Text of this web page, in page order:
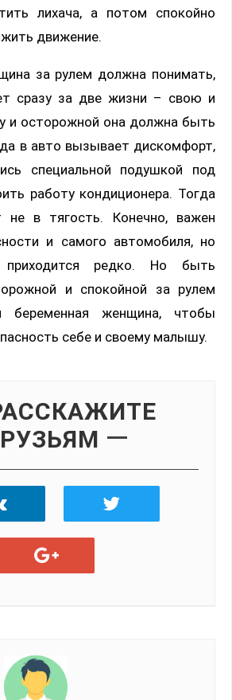
лихача, а потом спокойно
движение.
за рулем должна понимать,
сразу за две жизни – свою и
и осторожной она должна быть
в авто вызывает дискомфорт,
специальной подушкой под
работу кондиционера. Тогда
не в тягость. Конечно, важен
и самого автомобиля, но
редко. Но быть
и спокойной за рулем
беременная женщина, чтобы
себе и своему малышу.